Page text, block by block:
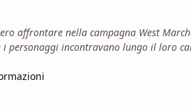
affrontare nella campagna West
personaggi incontravano lungo il loro